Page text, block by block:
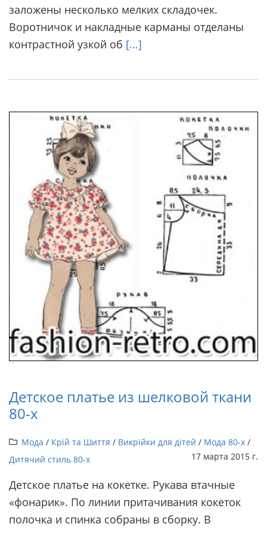
заложены несколько мелких складочек.
Воротничок и накладные карманы отделаны
контрастной узкой об [...]
Детское платье из шелковой ткани
80-х
Мода / Крій та Шиття / Викрійки для дітей / Мода 80-х/
Дитячий стиль 80-х
17 марта 2015 г.
Детское платье на кокетке. Рукава втачные
«фонарик». По линии притачивания кокеток
полочка и спинка собраны в сборку. В